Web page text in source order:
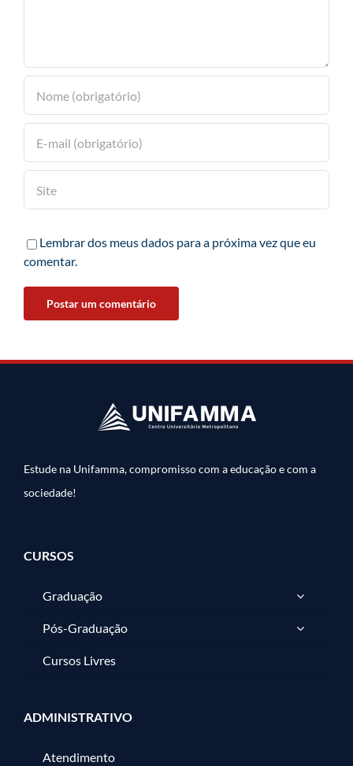
Lembrar dos meus dados para a próxima vez que eu
comentar.
Estude na Unifamma, compromisso com a educação e com a
sociedade!
CURSOS
Graduação
Pós-Graduação
Cursos Livres
ADMINISTRATIVO
Atendimento